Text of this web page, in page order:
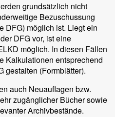
grundsätzlich nicht
Bezuschussung
DFG) möglich ist. Liegt ein
DFG vor, ist eine
möglich. In diesen Fällen
Kalkulationen entsprechend
gestalten (Formblätter).
auch Neuauflagen bzw.
zugänglicher Bücher sowie
Archivbestände.